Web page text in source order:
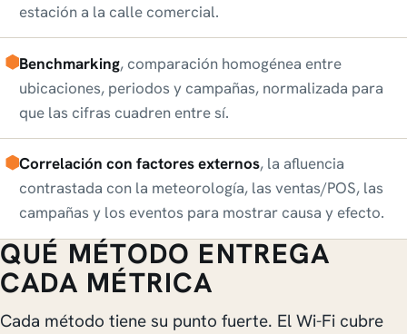
estación a la calle comercial.
Benchmarking, comparación homogénea entre
ubicaciones, periodos y campañas, normalizada para
que las cifras cuadren entre sí.
Correlación con factores externos, la afluencia
contrastada con la meteorología, las ventas/POS, las
campañas y los eventos para mostrar causa y efecto.
QUÉ MÉTODO ENTREGA
CADA MÉTRICA
Cada método tiene su punto fuerte. El Wi-Fi cubre